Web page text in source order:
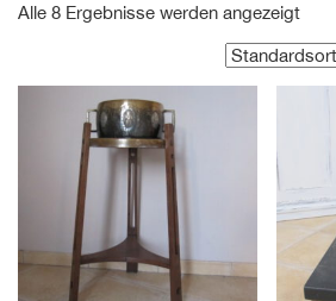
Alle 8 Ergebnisse werden angezeigt